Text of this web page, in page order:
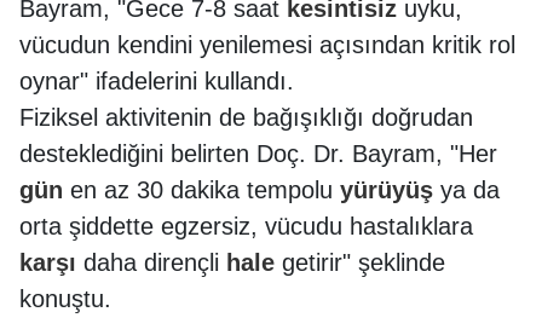
Bayram, "Gece 7-8 saat kesintisiz uyku,
vücudun kendini yenilemesi açısından kritik rol
oynar" ifadelerini kullandı.
Fiziksel aktivitenin de bağışıklığı doğrudan
desteklediğini belirten Doç. Dr. Bayram, "Her
gün en az 30 dakika tempolu yürüyüş ya da
orta şiddette egzersiz, vücudu hastalıklara
karşı daha dirençli hale getirir" şeklinde
konuştu.